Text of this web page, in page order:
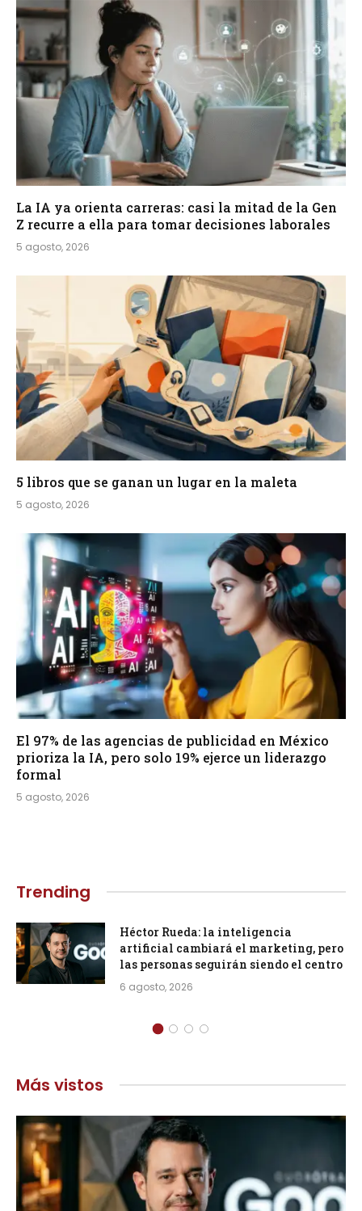
La IA ya orienta carreras: casi la mitad de la Gen
Z recurre a ella para tomar decisiones laborales
5 agosto, 2026
5 libros que se ganan un lugar en la maleta
5 agosto, 2026
El 97% de las agencias de publicidad en México
prioriza la IA, pero solo 19% ejerce un liderazgo
formal
5 agosto, 2026
Trending
Héctor Rueda: la inteligencia
artificial cambiará el marketing, pero
las personas seguirán siendo el centro
6 agosto, 2026
Más vistos